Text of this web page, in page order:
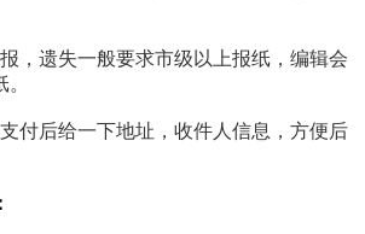
，遗失一般要求市级以上报纸，编辑会
付后给一下地址，收件人信息，方便后